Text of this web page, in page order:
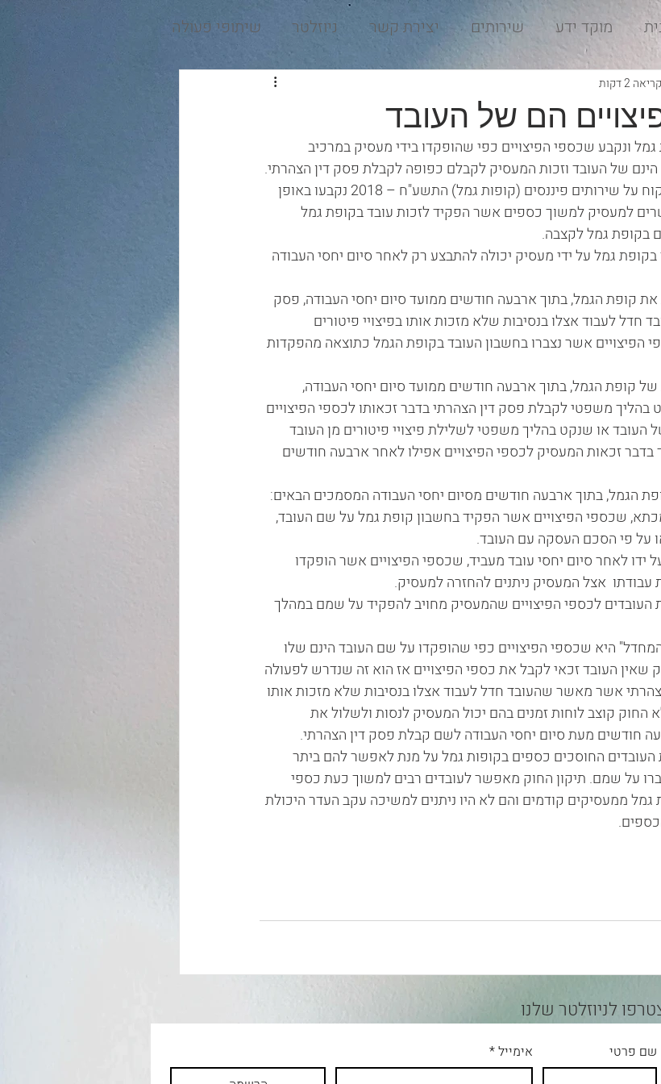
מוקד ידע שירותים יצירת קשר ניוזלטר שיתופי פעולה
הם של העובד
2 דקות
ונקבע שכספי הפיצויים כפי שהופקדו בידי מעסיק במרכיב
של העובד וזכות המעסיק לקבלם כפופה לקבלת פסק דין הצהרתי.
במסגרת תיקון מספר 21 בחוק הפיקוח על שירותים פיננסים (קופות גמל) התשע"ח – 2018 נקבעו באופן
למעסיק למשוך כספים אשר הפקיד לזכות עובד בקופת גמל
בקופת גמל לקצבה.
גמל על ידי מעסיק יכולה להתבצע רק לאחר סיום יחסי העבודה
קופת הגמל, בתוך ארבעה חודשים ממועד סיום יחסי העבודה, פסק
לעבוד אצלו בנסיבות שלא מזכות אותו בפיצויי פיטורים
הפיצויים אשר נצברו בחשבון העובד בקופת הגמל כתוצאה מהפקדות
קופת הגמל, בתוך ארבעה חודשים ממועד סיום יחסי העבודה,
משפטי לקבלת פסק דין הצהרתי בדבר זכאותו לכספי הפיצויים
העובד או שנקט בהליך משפטי לשלילת פיצויי פיטורים מן העובד
זכאות המעסיק לכספי הפיצויים אפילו לאחר ארבעה חודשים
הגמל, בתוך ארבעה חודשים מסיום יחסי העבודה המסמכים הבאים:
שכספי הפיצויים אשר הפקיד בחשבון קופת גמל על שם העובד,
על פי הסכם העסקה עם העובד.
ידו לאחר סיום יחסי עובד מעביד, שכספי הפיצויים אשר הופקדו
אצל המעסיק ניתנים להחזרה למעסיק.
לכספי הפיצויים שהמעסיק מחויב להפקיד על שמם במהלך
היא שכספי הפיצויים כפי שהופקדו על שם העובד הינם שלו
העובד זכאי לקבל את כספי הפיצויים אז הוא זה שנדרש לפעולה
אשר מאשר שהעובד חדל לעבוד אצלו בנסיבות שלא מזכות אותו
החוק קוצב לוחות זמנים בהם יכול המעסיק לנסות ולשלול את
חודשים מעת סיום יחסי העבודה לשם קבלת פסק דין הצהרתי.
העובדים החוסכים כספים בקופות גמל על מנת לאפשר להם ביתר
על שמם. תיקון החוק מאפשר לעובדים רבים למשוך כעת כספי
ממעסיקים קודמים והם לא היו ניתנים למשיכה עקב העדר היכולת
לניוזלטר שלנו
שם פרטי אימייל*